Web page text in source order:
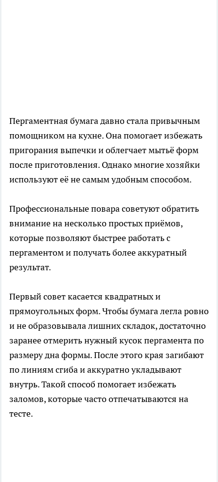
Пергаментная бумага давно стала привычным
помощником на кухне. Она помогает избежать
пригорания выпечки и облегчает мытьё форм
после приготовления. Однако многие хозяйки
используют её не самым удобным способом.
Профессиональные повара советуют обратить
внимание на несколько простых приёмов,
которые позволяют быстрее работать с
пергаментом и получать более аккуратный
результат.
Первый совет касается квадратных и
прямоугольных форм. Чтобы бумага легла ровно
и не образовывала лишних складок, достаточно
заранее отмерить нужный кусок пергамента по
размеру дна формы. После этого края загибают
по линиям сгиба и аккуратно укладывают
внутрь. Такой способ помогает избежать
заломов, которые часто отпечатываются на
тесте.